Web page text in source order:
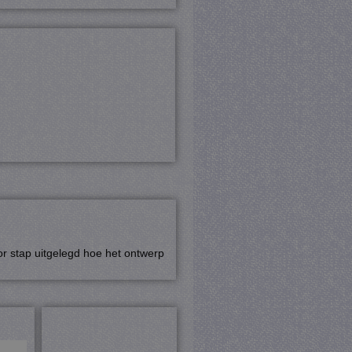
stap uitgelegd hoe het ontwerp